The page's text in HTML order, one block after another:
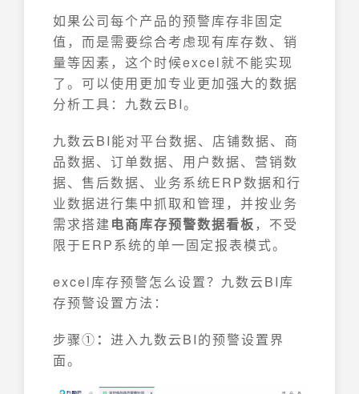
如果公司每个产品的预警库存非固定
值，而是需要综合考虑现有库存数、销
量等因素，这个时候excel就不能实现
了。可以使用更加专业更加强大的数据
分析工具：九数云BI。
九数云BI能对平台数据、店铺数据、商
品数据、订单数据、用户数据、营销数
据、售后数据、业务系统ERP数据和行
业数据进行集中抓取和管理，并按业务
需求搭建 电商库存预警数据看板 ，不受
限于ERP系统的单一固定报表模式。
excel库存预警怎么设置？九数云BI库
存预警设置方法：
步骤① ： 进入九数云BI的预警设置界
面。